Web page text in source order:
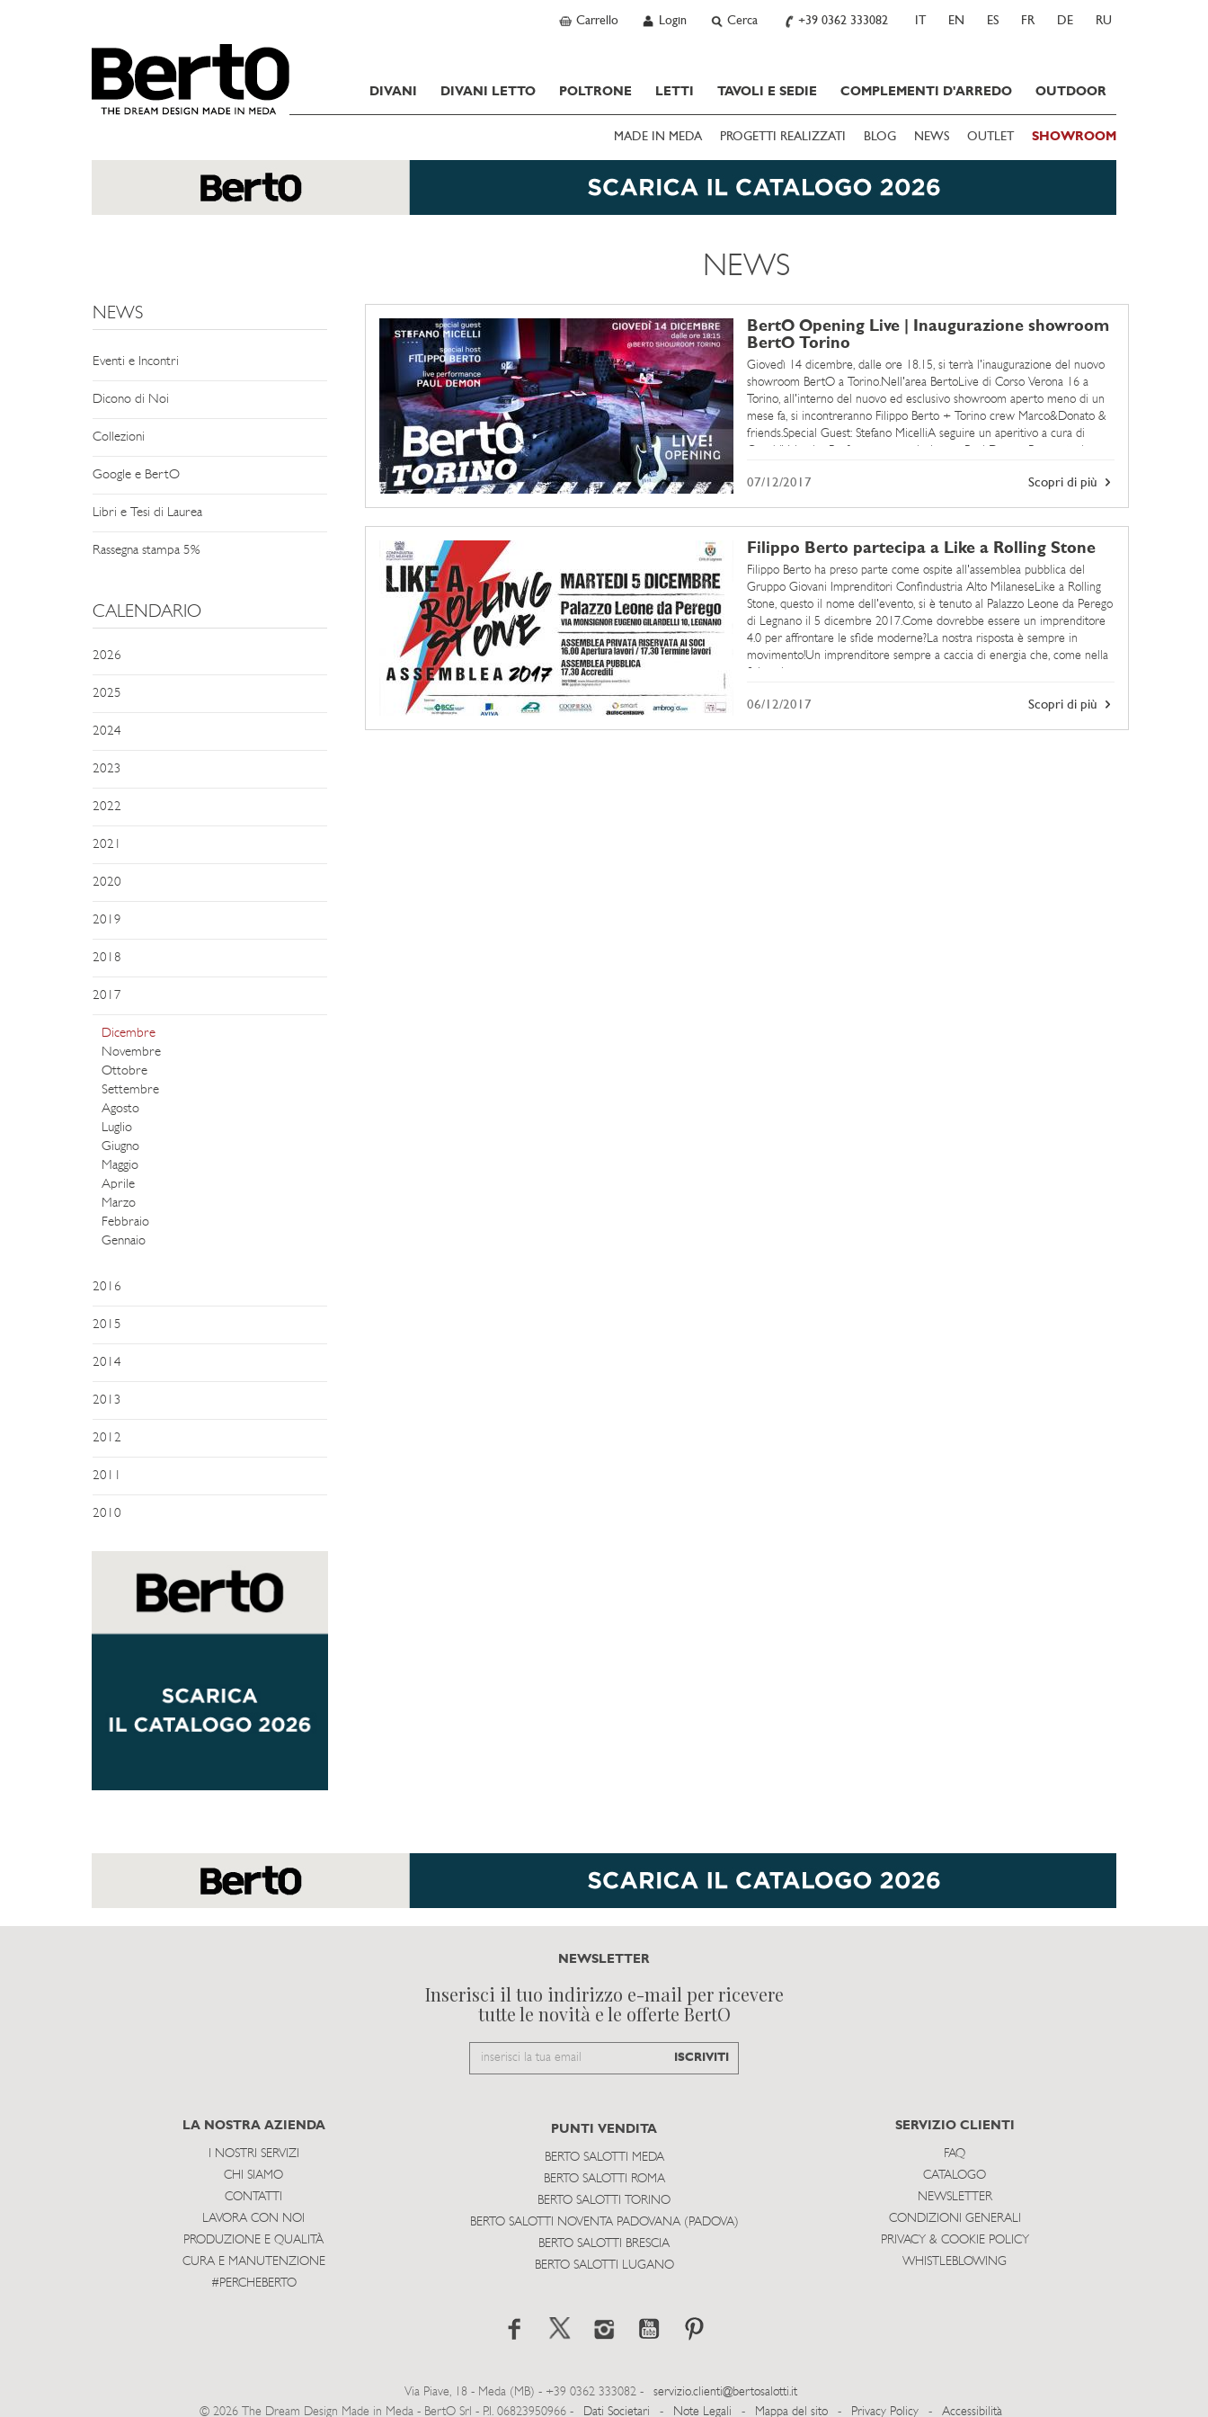
Carrello Login Cerca +39 0362 333082 IT EN ES FR DE RU
DIVANI DIVANI LETTO POLTRONE LETTI TAVOLI E SEDIE COMPLEMENTI D'ARREDO OUTDOOR
MADE IN MEDA PROGETTI REALIZZATI BLOG NEWS OUTLET SHOWROOM
NEWS
NEWS
Eventi e Incontri
Dicono di Noi
Collezioni
Google e BertO
Libri e Tesi di Laurea
Rassegna stampa 5%
CALENDARIO
2026
2025
2024
2023
2022
2021
2020
2019
2018
2017
Dicembre
Novembre
Ottobre
Settembre
Agosto
Luglio
Giugno
Maggio
Aprile
Marzo
Febbraio
Gennaio
2016
2015
2014
2013
2012
2011
2010
BertO Opening Live | Inaugurazione showroom
BertO Torino
Giovedì 14 dicembre, dalle ore 18.15, si terrà l'inaugurazione del nuovo
showroom BertO a Torino.Nell'area BertoLive di Corso Verona 16 a
Torino, all'interno del nuovo ed esclusivo showroom aperto meno di un
mese fa, si incontreranno Filippo Berto + Torino crew Marco&Donato &
friends.Special Guest: Stefano MicelliA seguire un aperitivo a cura di
Scopri di più
07/12/2017
Filippo Berto partecipa a Like a Rolling Stone
Filippo Berto ha preso parte come ospite all'assemblea pubblica del
Gruppo Giovani Imprenditori Confindustria Alto MilaneseLike a Rolling
Stone, questo il nome dell'evento, si è tenuto al Palazzo Leone da Perego
di Legnano il 5 dicembre 2017.Come dovrebbe essere un imprenditore
4.0 per affrontare le sfide moderne?La nostra risposta è sempre in
movimento!Un imprenditore sempre a caccia di energia che, come nella
Scopri di più
06/12/2017
NEWSLETTER
Inserisci il tuo indirizzo e-mail per ricevere
tutte le novità e le offerte BertO
Email
ISCRIVITI
LA NOSTRA AZIENDA
I NOSTRI SERVIZI
CHI SIAMO
CONTATTI
LAVORA CON NOI
PRODUZIONE E QUALITÀ
CURA E MANUTENZIONE
#PERCHEBERTO
PUNTI VENDITA
BERTO SALOTTI MEDA
BERTO SALOTTI ROMA
BERTO SALOTTI TORINO
BERTO SALOTTI NOVENTA PADOVANA (PADOVA)
BERTO SALOTTI BRESCIA
BERTO SALOTTI LUGANO
SERVIZIO CLIENTI
FAQ
CATALOGO
NEWSLETTER
CONDIZIONI GENERALI
PRIVACY & COOKIE POLICY
WHISTLEBLOWING
Via Piave, 18 - Meda (MB) - +39 0362 333082 -
servizio.clienti@bertosalotti.it
© 2026 The Dream Design Made in Meda - BertO Srl - P.I. 06823950966 -
Dati Societari - Note Legali - Mappa del sito - Privacy Policy - Accessibilità